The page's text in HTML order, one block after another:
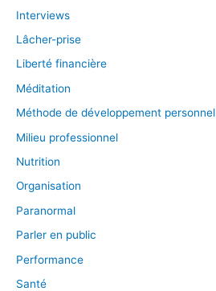
Interviews
Lâcher-prise
Liberté financière
Méditation
Méthode de développement personnel
Milieu professionnel
Nutrition
Organisation
Paranormal
Parler en public
Performance
Santé